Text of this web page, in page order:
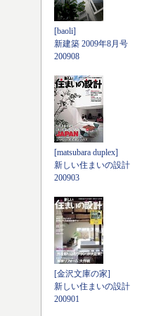
[baoli]
新建築 2009年8月号
200908
[matsubara duplex]
新しい住まいの設計
200903
[金沢文庫の家]
新しい住まいの設計
200901